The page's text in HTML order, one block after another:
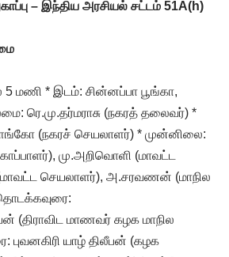
– இந்திய அரசியல் சட்டம் 51A(h)
5 மணி * இடம்: சின்னப்பா பூங்கா,
ரெ.மு.தர்மராசு (நகரத் தலைவர்) *
(நகரச் செயலாளர்) * முன்னிலை:
மு.அறிவொளி (மாவட்ட
செயலாளர்), அ.சரவணன் (மாநில
(திராவிட மாணவர் கழக மாநில
புவனகிரி யாழ் திலீபன் (கழக